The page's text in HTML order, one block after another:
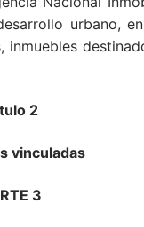
urbano,
2
vinculadas
3